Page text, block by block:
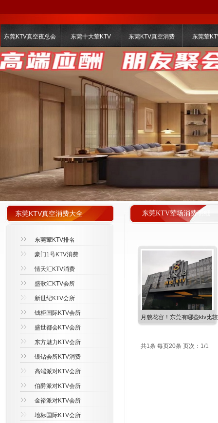
东莞KTV真空夜总会 东莞十大荤KTV 东莞KTV真空消费 东莞荤
东莞KTV荤场消费明细
月貌花容！东莞有哪些ktv比
共1条 每页20条 页次：1/1
东莞KTV真空消费大全
东莞荤KTV排名
豪门1号KTV消费
情天汇KTV消费
盛歌汇KTV会所
新世纪KTV会所
钱柜国际KTV会所
盛世都会KTV会所
东方魅力KTV会所
银钻会所KTV消费
高端派对KTV会所
伯爵派对KTV会所
金裕派对KTV会所
地标国际KTV会所